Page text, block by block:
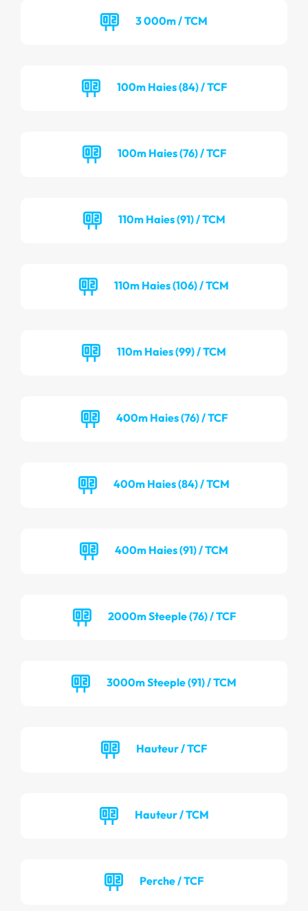
3 000m / TCM
100m Haies (84) / TCF
100m Haies (76) / TCF
110m Haies (91) / TCM
110m Haies (106) / TCM
110m Haies (99) / TCM
400m Haies (76) / TCF
400m Haies (84) / TCM
400m Haies (91) / TCM
2000m Steeple (76) / TCF
3000m Steeple (91) / TCM
Hauteur / TCF
Hauteur / TCM
Perche / TCF